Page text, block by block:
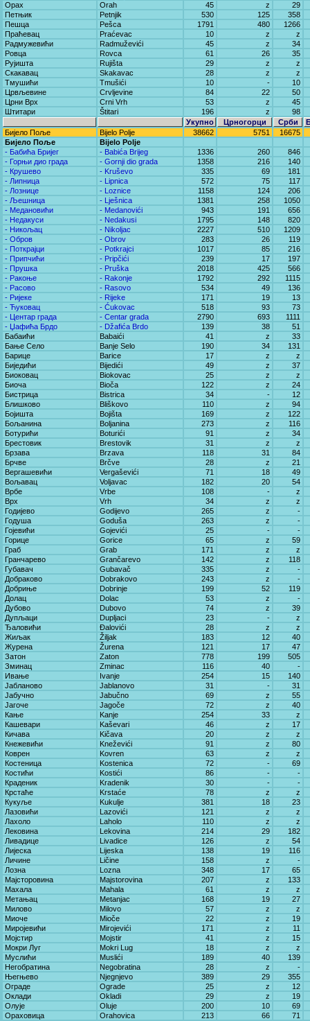
Орах
Orah 45 z
29
Петњик
Petnjik 530 125
358
Пешца
Pešca 1791 480
1266
Праћевац
Praćevac 10 z
z
Радмужевићи
Radmuževići 45 z
34
Ровца
Rovca 61 26
35
Рујишта
Rujišta 29 z
z
Скакавац
Skakavac 28 z
z
Тмушићи
Tmušići 10 -
10
Црвљевине
Crvljevine 84 22
50
Црни Врх
Crni Vrh 53 z
45
Штитари
Štitari 196 z
98
Укупно
Црногорци Срби
Бијело Поље
Bijelo Polje 38662 5751
16675
Бијело Поље
Bijelo Polje
- Бабића Бријег
- Babića Brijeg 1336 260
846
- Горњи дио града
- Gornji dio grada 1358 216
140
- Крушево
- Kruševo 335 69
181
- Липница
- Lipnica 572 75
117
- Лознице
- Loznice 1158 124
206
- Љешница
- Lješnica 1381 258
1050
- Медановићи
- Medanovići 943 191
656
- Недакуси
- Nedakusi 1795 148
820
- Никољац
- Nikoljac 2227 510
1209
- Обров
- Obrov 283 26
119
- Поткрајци
- Potkrajci 1017 85
216
- Припчићи
- Pripčići 239 17
197
- Прушка
- Pruška 2018 425
566
- Ракоње
- Rakonje 1792 292
1115
- Расово
- Rasovo 534 49
136
- Ријеке
- Rijeke 171 19
13
- Ћуковац
- Ćukovac 518 93
73
- Центар града
- Centar grada 2790 693
1111
- Џафића Брдо
- Džafića Brdo 139 38
51
Бабаићи
Babaići 41 z
33
Бање Село
Banje Selo 190 34
131
Барице
Barice 17 z
z
Биједићи
Bijedići 49 z
37
Биоковац
Biokovac 25 z
z
Биоча
Bioča 122 z
24
Бистрица
Bistrica 34 -
12
Блишково
Bliškovo 110 z
94
Бојишта
Bojišta 169 z
122
Бољанина
Boljanina 273 z
116
Ботурићи
Boturići 91 z
34
Брестовик
Brestovik 31 z
z
Брзава
Brzava 118 31
84
Брчве
Brčve 28 z
21
Вергашевићи
Vergaševići 71 18
49
Вољавац
Voljavac 182 20
54
Врбе
Vrbe 108 -
z
Врх
Vrh 34 z
z
Годијево
Godijevo 265 z
-
Годуша
Goduša 263 z
-
Гојевићи
Gojevići 25 -
-
Горице
Gorice 65 z
59
Граб
Grab 171 z
z
Гранчарево
Grančarevo 142 z
118
Губавач
Gubavač 335 z
-
Добраково
Dobrakovo 243 z
-
Добриње
Dobrinje 199 52
119
Долац
Dolac 53 z
-
Дубово
Dubovo 74 z
39
Дупљаци
Dupljaci 23 -
z
Ђаловићи
Đalovići 28 z
z
Жиљак
Žiljak 183 12
40
Журена
Žurena 121 17
47
Затон
Zaton 778 199
505
Зминац
Zminac 116 40
-
Ивање
Ivanje 254 15
140
Јабланово
Jablanovo 31 -
31
Јабучно
Jabučno 69 z
55
Јагоче
Jagoče 72 z
40
Кање
Kanje 254 33
z
Кашевари
Kaševari 46 z
17
Кичава
Kičava 20 z
z
Кнежевићи
Kneževići 91 z
80
Коврен
Kovren 63 z
z
Костеница
Kostenica 72 -
69
Костићи
Kostići 86 -
-
Краденик
Kradenik 30 -
-
Крстаће
Krstaće 78 z
z
Кукуље
Kukulje 381 18
23
Лазовићи
Lazovići 121 z
z
Лахоло
Laholo 110 z
z
Лековина
Lekovina 214 29
182
Ливадице
Livadice 126 z
54
Лијеска
Lijeska 138 19
116
Личине
Ličine 158 z
-
Лозна
Lozna 348 17
65
Мајсторовина
Majstorovina 207 z
133
Махала
Mahala 61 z
z
Метањац
Metanjac 168 19
27
Милово
Milovo 57 z
z
Миоче
Mioče 22 z
19
Миројевићи
Mirojevići 171 z
11
Мојстир
Mojstir 41 z
15
Мокри Луг
Mokri Lug 18 z
z
Муслићи
Muslići 189 40
139
Негобратина
Negobratina 28 z
-
Његњево
Njegnjevo 389 29
355
Ограде
Ograde 25 z
12
Оклади
Okladi 29 z
19
Олује
Oluje 200 10
69
Ораховица
Orahovica 213 66 71